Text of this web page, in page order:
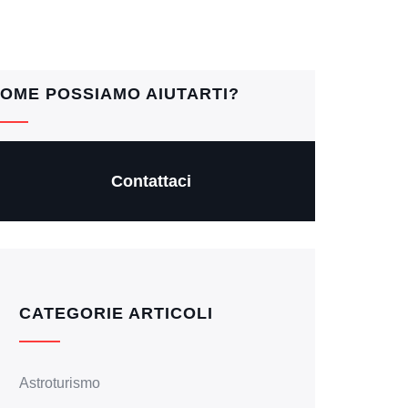
POSSIAMO AIUTARTI?
Contattaci
CATEGORIE ARTICOLI
Astroturismo